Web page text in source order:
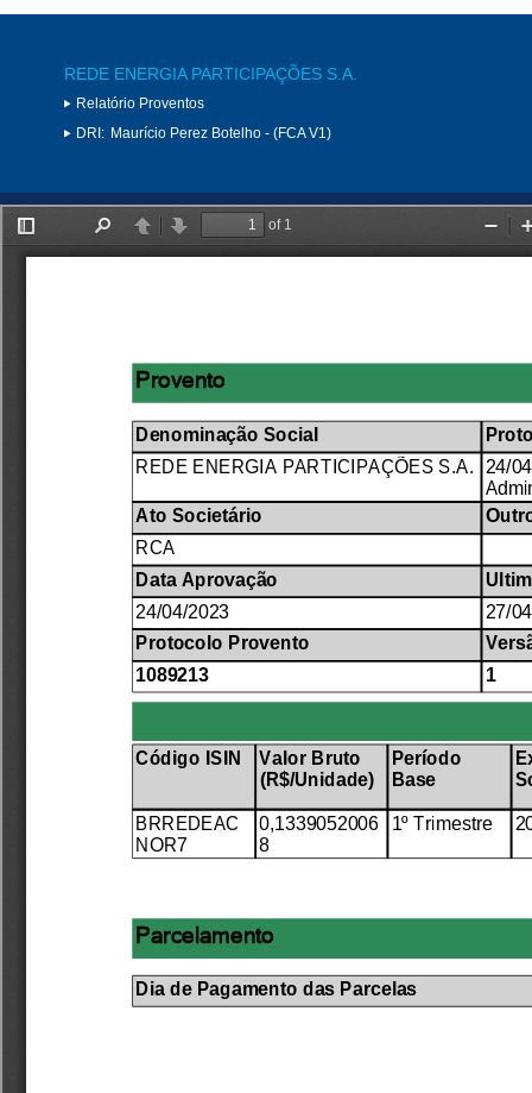
REDE ENERGIA PARTICIPAÇÕES S.A.
Relatório Proventos
DRI: Maurício Perez Botelho - (FCA V1)